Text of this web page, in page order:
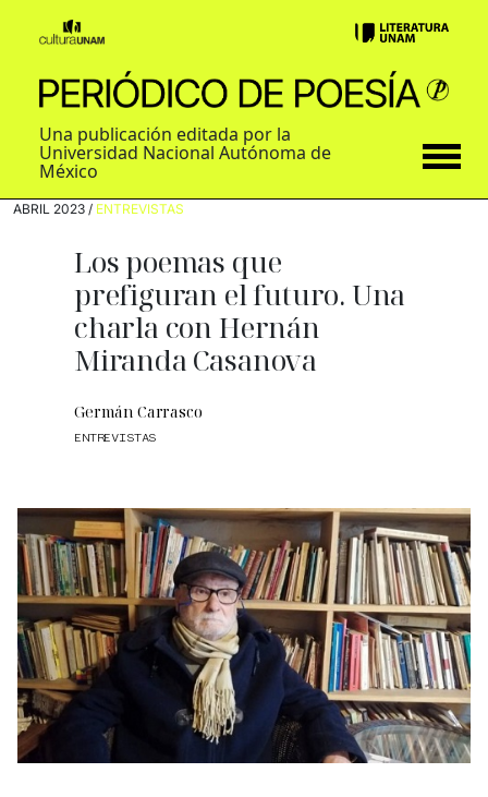
Una publicación editada por la
Universidad Nacional Autónoma de
México
ABRIL 2023 / ENTREVISTAS
Los poemas que
prefiguran el futuro. Una
charla con Hernán
Miranda Casanova
Germán Carrasco
ENTREVISTAS